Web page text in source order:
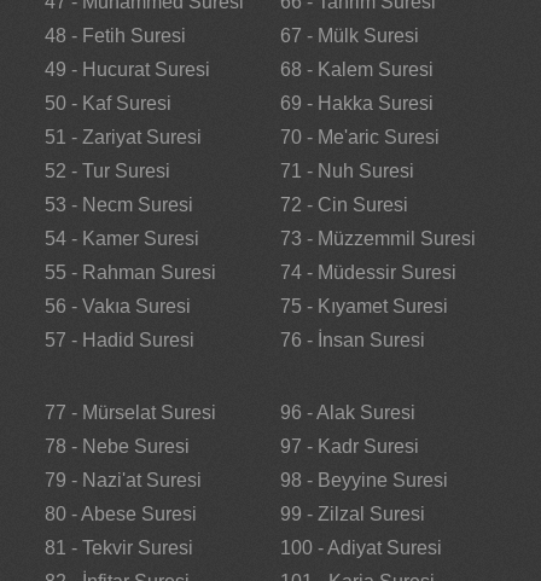
48 - Fetih Suresi
49 - Hucurat Suresi
50 - Kaf Suresi
51 - Zariyat Suresi
52 - Tur Suresi
53 - Necm Suresi
54 - Kamer Suresi
55 - Rahman Suresi
56 - Vakıa Suresi
57 - Hadid Suresi
67 - Mülk Suresi
68 - Kalem Suresi
69 - Hakka Suresi
70 - Me'aric Suresi
71 - Nuh Suresi
72 - Cin Suresi
73 - Müzzemmil Suresi
74 - Müdessir Suresi
75 - Kıyamet Suresi
76 - İnsan Suresi
77 - Mürselat Suresi
78 - Nebe Suresi
79 - Nazi'at Suresi
80 - Abese Suresi
81 - Tekvir Suresi
96 - Alak Suresi
97 - Kadr Suresi
98 - Beyyine Suresi
99 - Zilzal Suresi
100 - Adiyat Suresi